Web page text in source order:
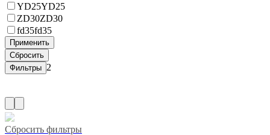
YD25YD25
ZD30ZD30
fd35fd35
2
Сбросить фильтры